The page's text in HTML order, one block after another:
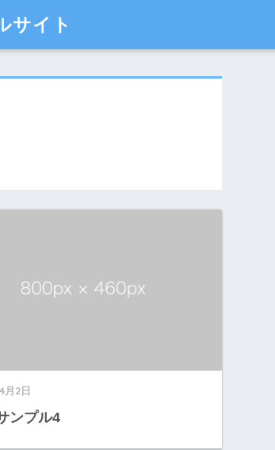
サイト
月2日
ンプル4